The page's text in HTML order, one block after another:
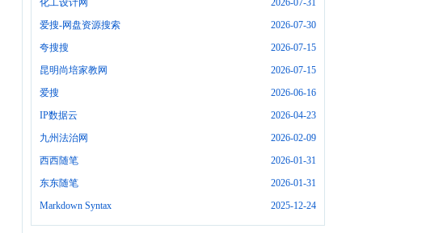
2026-07-31
化工设计网
2026-07-30
爱搜-网盘资源搜索
2026-07-15
夸搜搜
2026-07-15
昆明尚培家教网
2026-06-16
爱搜
2026-04-23
IP数据云
2026-02-09
九州法治网
2026-01-31
西西随笔
2026-01-31
东东随笔
2025-12-24
Markdown Syntax